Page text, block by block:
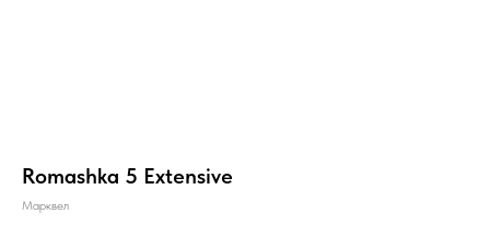
Romashka 5 Extensive
Марквел